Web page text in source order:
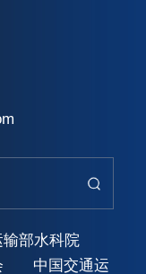
部水科院
中国交通运